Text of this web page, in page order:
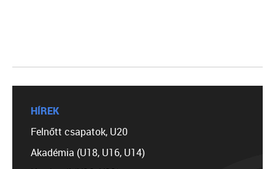
HÍREK
Felnőtt csapatok, U20
Akadémia (U18, U16, U14)